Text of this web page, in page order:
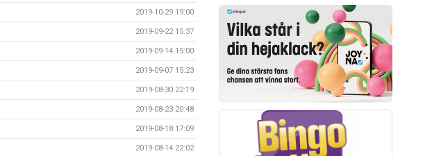
2019-10-29 19:00
2019-09-22 15:37
2019-09-14 15:00
2019-09-07 15:23
2019-08-30 22:19
2019-08-23 20:48
2019-08-18 17:09
2019-08-14 22:02